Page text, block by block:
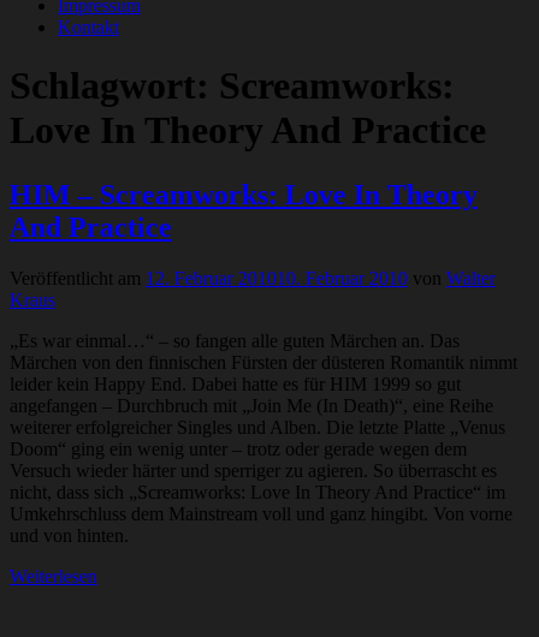
Impressum
Kontakt
Schlagwort: Screamworks:
Love In Theory And Practice
HIM – Screamworks: Love In Theory
And Practice
Veröffentlicht am 12. Februar 201010. Februar 2010 von Walter
Kraus
„Es war einmal…“ – so fangen alle guten Märchen an. Das
Märchen von den finnischen Fürsten der düsteren Romantik nimmt
leider kein Happy End. Dabei hatte es für HIM 1999 so gut
angefangen – Durchbruch mit „Join Me (In Death)“, eine Reihe
weiterer erfolgreicher Singles und Alben. Die letzte Platte „Venus
Doom“ ging ein wenig unter – trotz oder gerade wegen dem
Versuch wieder härter und sperriger zu agieren. So überrascht es
nicht, dass sich „Screamworks: Love In Theory And Practice“ im
Umkehrschluss dem Mainstream voll und ganz hingibt. Von vorne
und von hinten.
Weiterlesen